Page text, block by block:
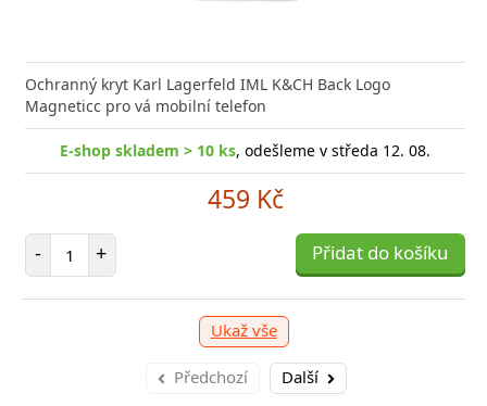
Ochranný kryt Karl Lagerfeld IML K&CH Back Logo
Magneticc pro vá mobilní telefon
E-shop skladem > 10 ks, odešleme v středa 12. 08.
459 Kč
- Počet položek
+ Přidat do košíku
Ukaž vše
Předchozí Další
Xiaomi s podporou rychlého nabíjení 33W
bleskurychle
skladem > 10 ks, odešleme v středa 12. 08.
položek Přidat do košíku
Síťová
-